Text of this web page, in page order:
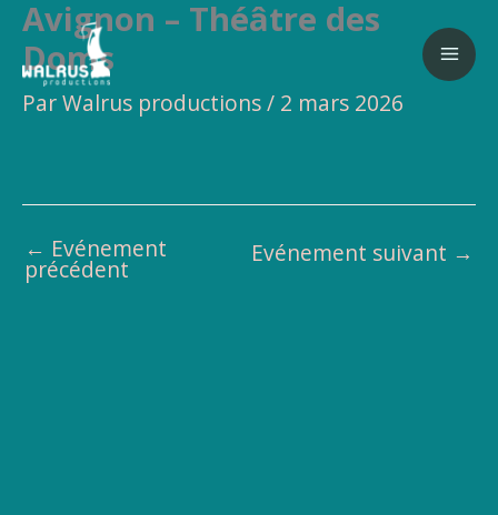
Aller
contenu
Avignon – Théâtre des
Doms
ParWalrus productions/ 2 mars 2026
← Evénement
précédent
Evénement suivant →